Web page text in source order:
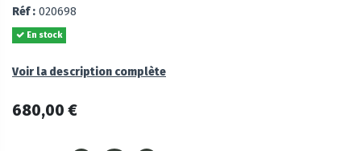
Réf : 020698
En stock
Voir la description complète
680,00 €